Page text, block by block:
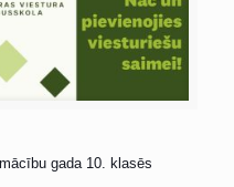
gada 10. klasēs